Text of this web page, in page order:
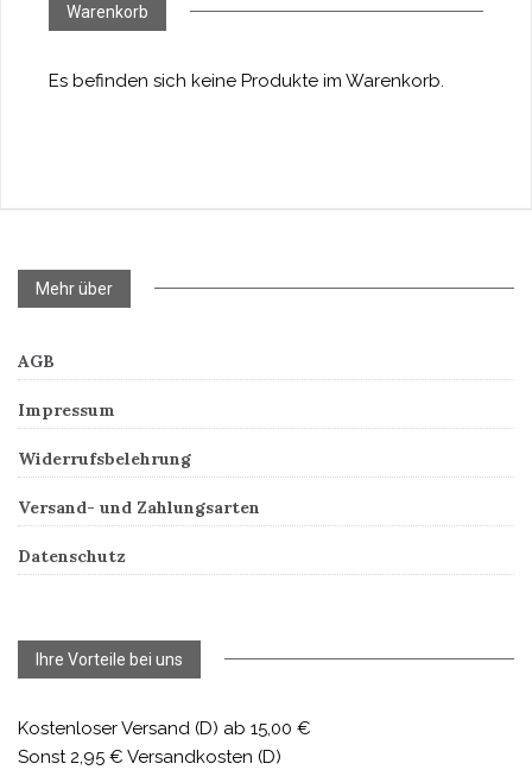
Warenkorb
Es befinden sich keine Produkte im Warenkorb.
Mehr über
AGB
Impressum
Widerrufsbelehrung
Versand- und Zahlungsarten
Datenschutz
Ihre Vorteile bei uns
Kostenloser Versand (D) ab 15,00 €
Sonst 2,95 € Versandkosten (D)